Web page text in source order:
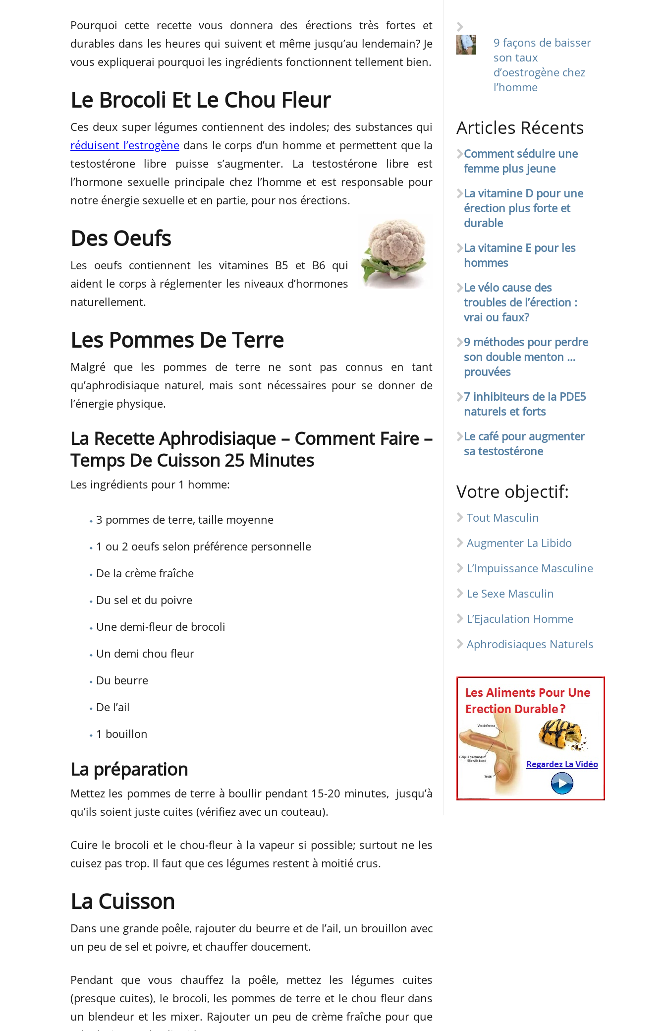
Pourquoi cette recette vous donnera des érections très fortes et
durables dans les heures qui suivent et même jusqu’au lendemain? Je
vous expliquerai pourquoi les ingrédients fonctionnent tellement bien.
Le Brocoli Et Le Chou Fleur
Ces deux super légumes contiennent des indoles; des substances qui
réduisent l’estrogènedans le corps d’un homme et permettent que la
testostérone libre puisse s’augmenter. La testostérone libre est
l’hormone sexuelle principale chez l’homme et est responsable pour
notre énergie sexuelle et en partie, pour nos érections.
Des Oeufs
Les oeufs contiennent les vitamines B5 et B6 qui
aident le corps à réglementer les niveaux d’hormones
naturellement.
Les Pommes De Terre
Malgré que les pommes de terre ne sont pas connus en tant
qu’aphrodisiaque naturel, mais sont nécessaires pour se donner de
l’énergie physique.
La Recette Aphrodisiaque – Comment Faire –
Temps De Cuisson 25 Minutes
Les ingrédients pour 1 homme:
3 pommes de terre, taille moyenne
1 ou 2 oeufs selon préférence personnelle
De la crème fraîche
Du sel et du poivre
Une demi-fleur de brocoli
Un demi chou fleur
Du beurre
De l’ail
1 bouillon
La préparation
Mettez les pommes de terre à boullir pendant 15-20 minutes, jusqu’à
qu’ils soient juste cuites (vérifiez avec un couteau).
Cuire le brocoli et le chou-fleur à la vapeur si possible; surtout ne les
cuisez pas trop. Il faut que ces légumes restent à moitié crus.
La Cuisson
Dans une grande poêle, rajouter du beurre et de l’ail, un brouillon avec
un peu de sel et poivre, et chauffer doucement.
Pendant que vous chauffez la poêle, mettez les légumes cuites
(presque cuites), le brocoli, les pommes de terre et le chou fleur dans
un blendeur et les mixer. Rajouter un peu de crème fraîche pour que
9 façons de baisser
son taux
d’oestrogène chez
l’homme
Articles Récents
Comment séduire une
femme plus jeune
La vitamine D pour une
érection plus forte et
durable
La vitamine E pour les
hommes
Le vélo cause des
troubles de l’érection :
vrai ou faux?
9 méthodes pour perdre
son double menton …
prouvées
7 inhibiteurs de la PDE5
naturels et forts
Le café pour augmenter
sa testostérone
Votre objectif:
Tout Masculin
Augmenter La Libido
L’Impuissance Masculine
Le Sexe Masculin
L’Ejaculation Homme
Aphrodisiaques Naturels